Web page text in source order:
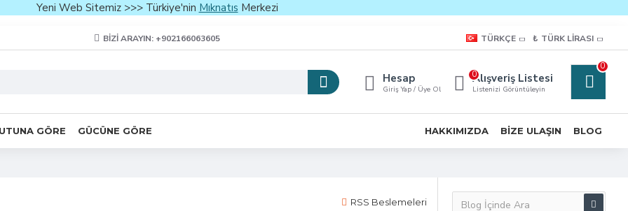
Yeni Web Sitemiz >>> Türkiye'nin Mıknatıs Merkezi
BIZI ARAYIN: +902166063605 TÜRKÇE ₺ TÜRK LIRASI
Hesap
Giriş Yap / Üye Ol
Alışveriş Listesi
Listenizi Görüntüleyin
0
0
GÖRE GÜCÜNE GÖRE HAKKIMIZDA BIZE ULAŞIN BLOG
RSS Beslemeleri